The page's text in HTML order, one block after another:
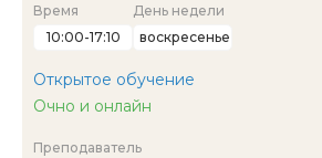
Время
10:00-17:10
День недели
воскресенье
Открытое обучение
Очно и онлайн
Преподаватель